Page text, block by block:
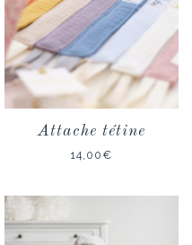
Attache tétine
14,00 €